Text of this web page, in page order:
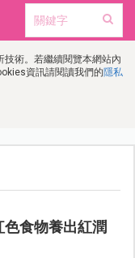
術。若繼續閱覽本網站內
資訊請閱讀我們的隱私
食物養出紅潤